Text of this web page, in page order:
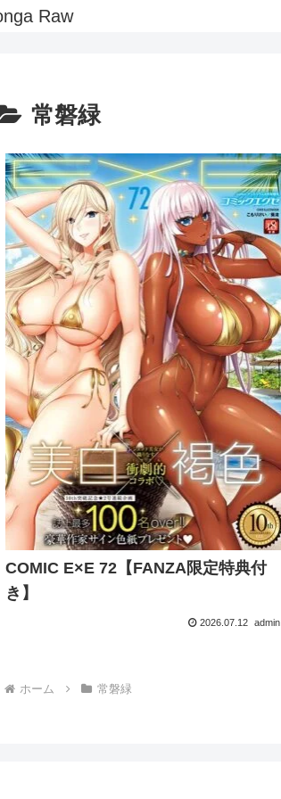
Raw
常磐緑
COMIC E×E 72【FANZA限定特典付
き】
2026.07.12 admin
ホーム 常磐緑